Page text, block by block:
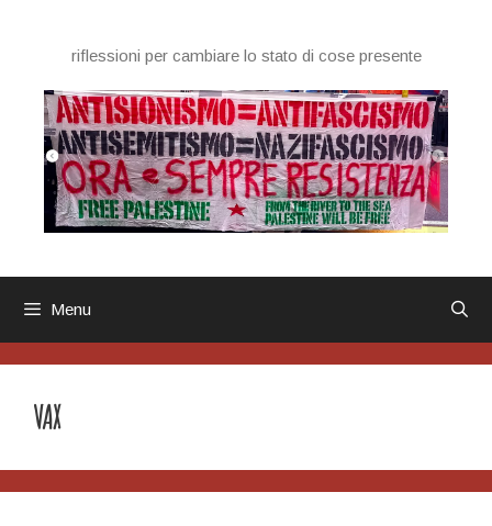
contenutoriflessioni per cambiare lo stato di cose presente
Menu
VAX